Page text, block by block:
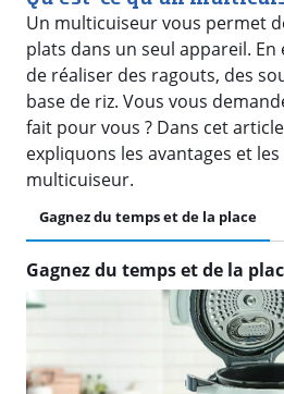
Un multicuiseur vous permet
plats dans un seul appareil.
de réaliser des ragouts, des
base de riz. Vous vous
fait pour vous ? Dans cet
expliquons les avantages et
multicuiseur.
Gagnez du temps et de la place
Gagnez du temps et de la